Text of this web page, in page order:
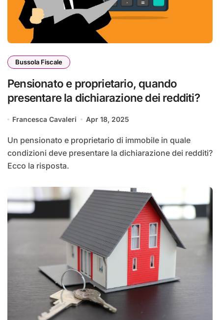
Bussola Fiscale
Pensionato e proprietario, quando
presentare la dichiarazione dei redditi?
Francesca Cavaleri Apr 18, 2025
Un pensionato e proprietario di immobile in quale
condizioni deve presentare la dichiarazione dei redditi?
Ecco la risposta.